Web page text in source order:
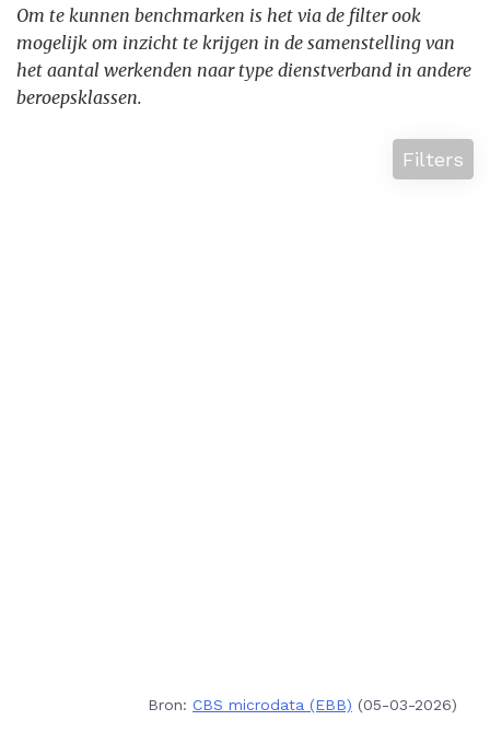
Om te kunnen benchmarken is het via de filter ook
mogelijk om inzicht te krijgen in de samenstelling van
het aantal werkenden naar type dienstverband in andere
beroepsklassen.
Filters
Bron: CBS microdata (EBB) (05-03-2026)